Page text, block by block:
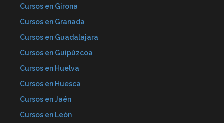
Cursos en Girona
Cursos en Granada
Cursos en Guadalajara
Cursos en Guipúzcoa
Cursos en Huelva
Cursos en Huesca
Cursos en Jaén
Cursos en León